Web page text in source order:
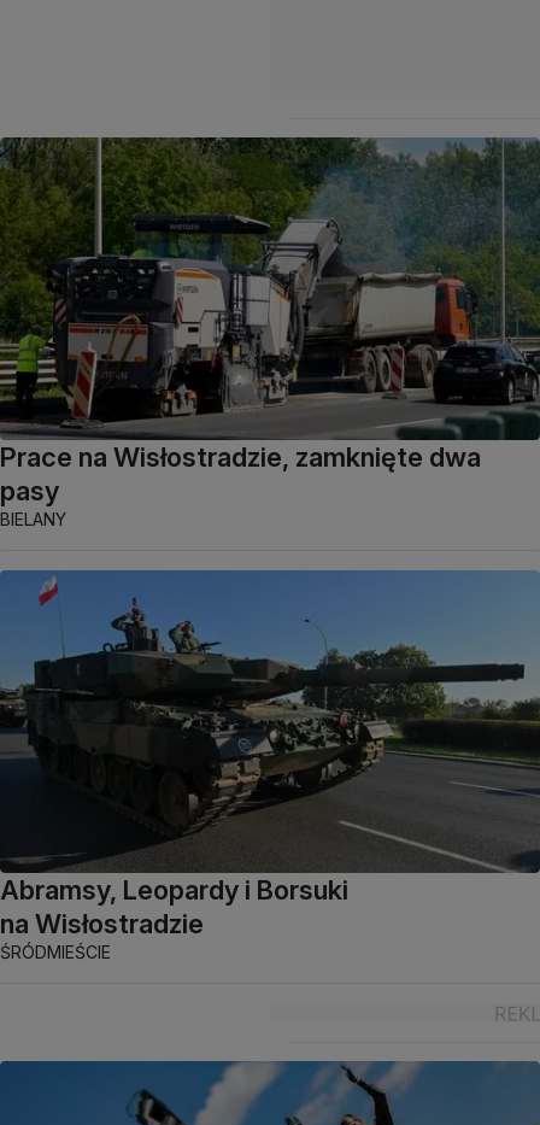
Prace na Wisłostradzie, zamknięte dwa
pasy
BIELANY
Abramsy, Leopardy i Borsuki
na Wisłostradzie
ŚRÓDMIEŚCIE